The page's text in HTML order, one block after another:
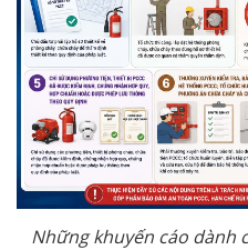
Những khuyến cáo dành